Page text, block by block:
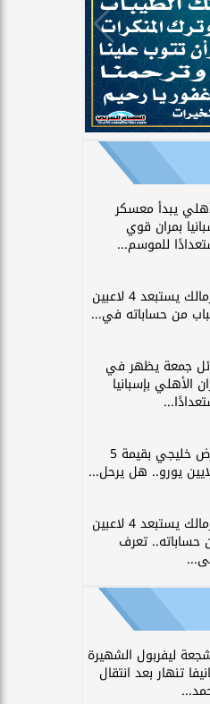
يبدأ معسكر
بمران قوي
للموسم...
الزمالك يستبعد 4 لاعبين
من حساباته في...
جمعة يظهر في
الأهلي بإسبانيا
عرض خليجي بقيمة 5
يورو.. هل يرحل...
الزمالك يستبعد 4 لاعبين
حساباته.. تعرف
ليفربول الشهيرة
تنهار بعد انتقال